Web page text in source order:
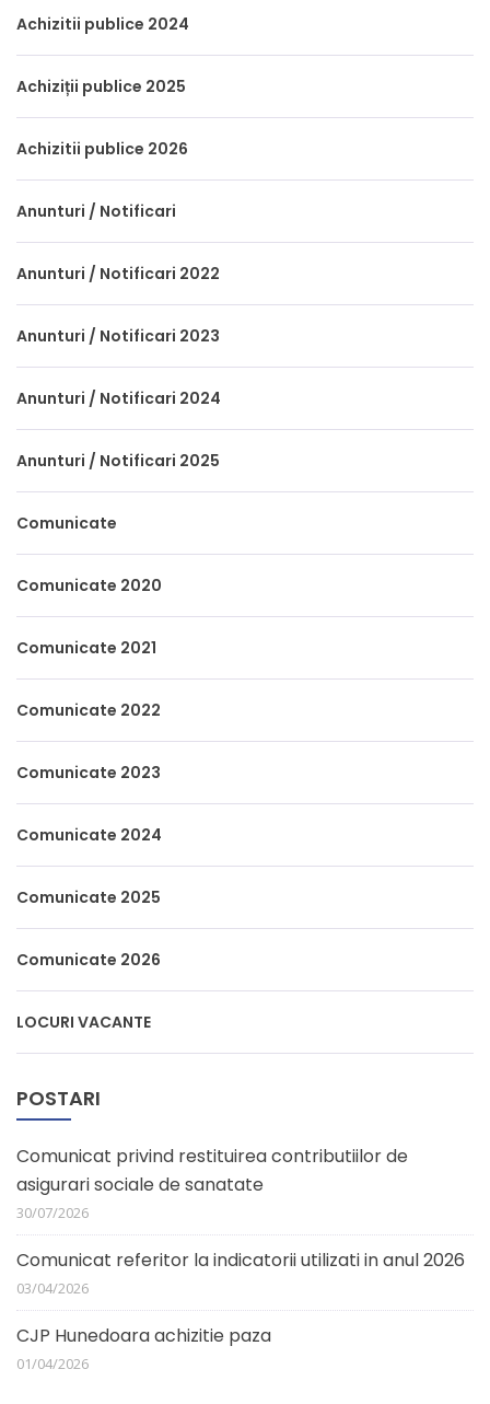
Achizitii publice 2024
Achiziții publice 2025
Achizitii publice 2026
Anunturi / Notificari
Anunturi / Notificari 2022
Anunturi / Notificari 2023
Anunturi / Notificari 2024
Anunturi / Notificari 2025
Comunicate
Comunicate 2020
Comunicate 2021
Comunicate 2022
Comunicate 2023
Comunicate 2024
Comunicate 2025
Comunicate 2026
LOCURI VACANTE
POSTARI
Comunicat privind restituirea contributiilor de
asigurari sociale de sanatate
30/07/2026
Comunicat referitor la indicatorii utilizati in anul 2026
03/04/2026
CJP Hunedoara achizitie paza
01/04/2026